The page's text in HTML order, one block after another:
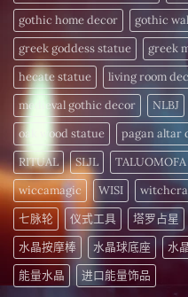
入
活
力〉
中
gothic home decor
gothic
greek goddess statue
greek
hecate statue
living room
medieval gothic decor
NLBJ
oak wood statue
pagan altar
RITUAL
SLJL TALUOMOFA
wiccamagic
WISI
七脉轮
仪式工具 塔罗占星
水晶按摩棒
水晶球底座 水
能量水晶
进口能量饰品